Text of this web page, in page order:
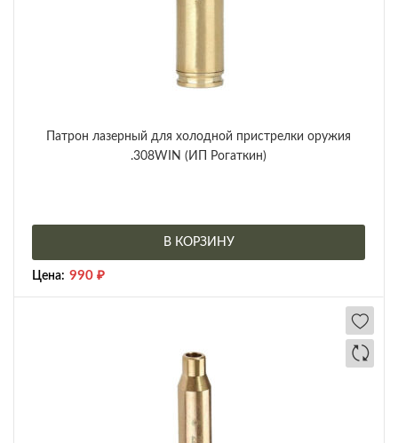
Патрон лазерный для холодной пристрелки оружия
.308WIN (ИП Рогаткин)
В КОРЗИНУ
Цена: 990 ₽